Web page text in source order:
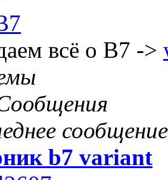
всё о B7 ->
сообщение
b7 variant